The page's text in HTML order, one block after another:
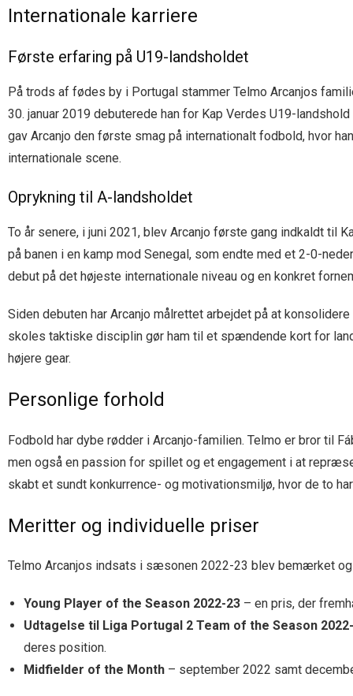
Internationale karriere
Første erfaring på U19-landsholdet
På trods af fødes by i Portugal stammer Telmo Arcanjos
30. januar 2019 debuterede han for Kap Verdes U19-
gav Arcanjo den første smag på internationalt fodbold, hvor
internationale scene.
Oprykning til A-landsholdet
To år senere, i juni 2021, blev Arcanjo første gang indkaldt til
på banen i en kamp mod Senegal, som endte med et 2-0-
debut på det højeste internationale niveau og en konkret
Siden debuten har Arcanjo målrettet arbejdet på at
skoles taktiske disciplin gør ham til et spændende kort for
højere gear.
Personlige forhold
Fodbold har dybe rødder i Arcanjo-familien. Telmo er bror til
men også en passion for spillet og et engagement i at
skabt et sundt konkurrence- og motivationsmiljø, hvor de to
Meritter og individuelle priser
Telmo Arcanjos indsats i sæsonen 2022-23 blev bemærket
Young Player of the Season 2022-23 – en pris, der
Udtagelse til Liga Portugal 2 Team of the Season
deres position.
Midfielder of the Month – september 2022 samt